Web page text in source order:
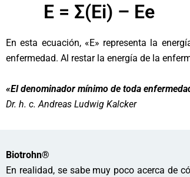
E = Σ(Ei) – Ee
En esta ecuación, «E» representa la
enfermedad. Al restar la energía de la
«El denominador mínimo de toda
Dr. h. c. Andreas Ludwig Kalcker
Biotrohn®
En realidad, se sabe muy poco acerca de